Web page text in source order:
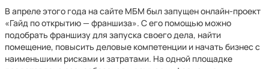
В апреле этого года на сайте МБМ был запущен онлайн-проект
«Гайд по открытию — франшиза». С его помощью можно
подобрать франшизу для запуска своего дела, найти
помещение, повысить деловые компетенции и начать бизнес с
наименьшими рисками и затратами. На одной площадке